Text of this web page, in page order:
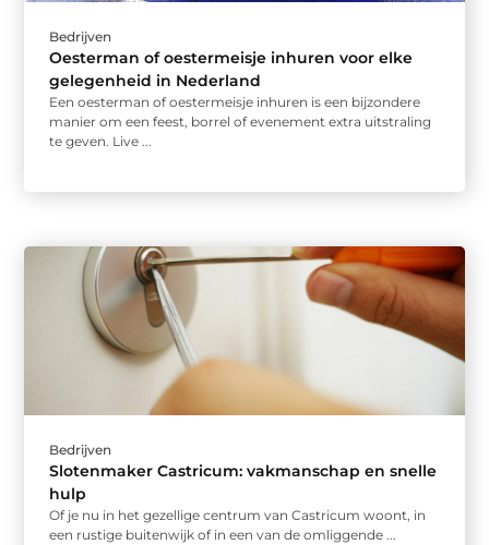
Bedrijven
Oesterman of oestermeisje inhuren voor elke
gelegenheid in Nederland
Een oesterman of oestermeisje inhuren is een bijzondere
manier om een feest, borrel of evenement extra uitstraling
te geven. Live ...
Bedrijven
Slotenmaker Castricum: vakmanschap en snelle
hulp
Of je nu in het gezellige centrum van Castricum woont, in
een rustige buitenwijk of in een van de omliggende ...